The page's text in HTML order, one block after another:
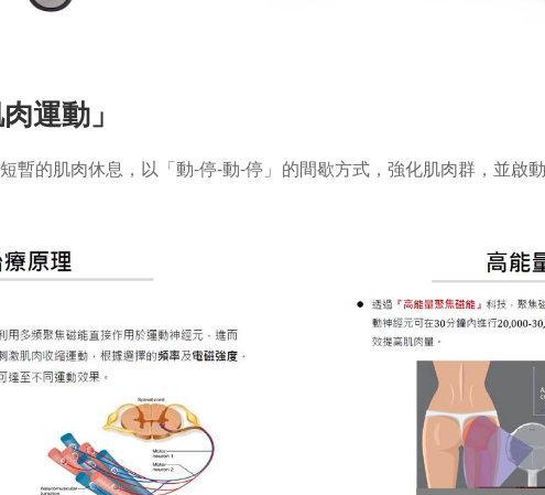
運動」
暫的肌肉休息，以「動-停-動-停」的間歇方式，強化肌肉群，並啟